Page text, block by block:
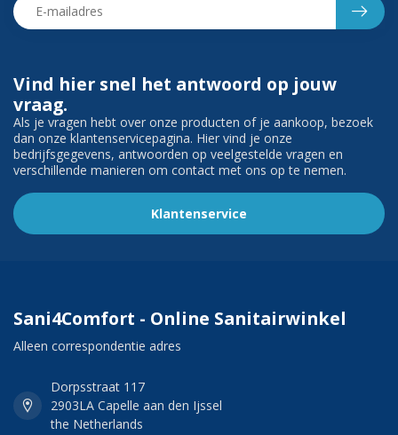
Vind hier snel het antwoord op jouw
vraag.
Als je vragen hebt over onze producten of je aankoop, bezoek
dan onze klantenservicepagina. Hier vind je onze
bedrijfsgegevens, antwoorden op veelgestelde vragen en
verschillende manieren om contact met ons op te nemen.
Klantenservice
Sani4Comfort - Online Sanitairwinkel
Alleen correspondentie adres
Dorpsstraat 117
2903LA Capelle aan den Ijssel
the Netherlands